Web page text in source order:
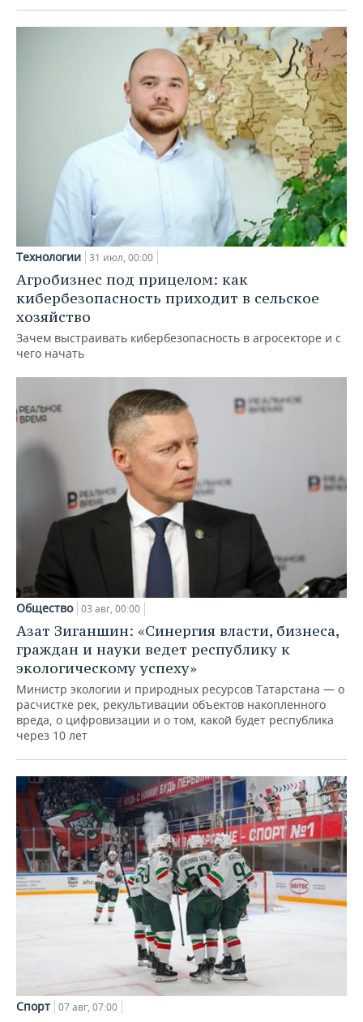
Технологии 31 июл, 00:00
Агробизнес под прицелом: как
кибербезопасность приходит в сельское
хозяйство
Зачем выстраивать кибербезопасность в агросекторе и с
чего начать
Общество 03 авг, 00:00
Азат Зиганшин: «Синергия власти, бизнеса,
граждан и науки ведет республику к
экологическому успеху»
Министр экологии и природных ресурсов Татарстана — о
расчистке рек, рекультивации объектов накопленного
вреда, о цифровизации и о том, какой будет республика
через 10 лет
Спорт 07 авг, 07:00